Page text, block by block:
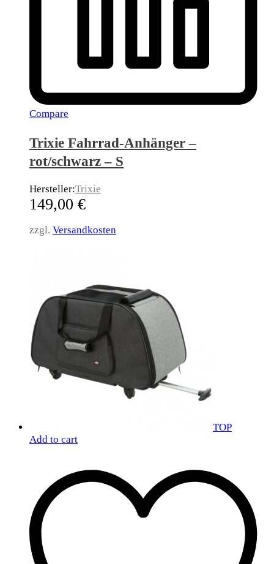
Compare
Trixie Fahrrad-Anhänger –
rot/schwarz – S
Hersteller:Trixie
149,00 €
zzgl. Versandkosten
TOP
Add to cart